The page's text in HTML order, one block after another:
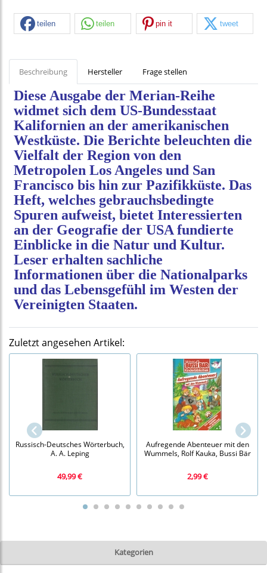
Kategorien
teilen teilen pin it tweet
Beschreibung Hersteller Frage stellen
Diese Ausgabe der Merian-Reihe
widmet sich dem US-Bundesstaat
Kalifornien an der amerikanischen
Westküste. Die Berichte beleuchten die
Vielfalt der Region von den
Metropolen Los Angeles und San
Francisco bis hin zur Pazifikküste. Das
Heft, welches gebrauchsbedingte
Spuren aufweist, bietet Interessierten
an der Geografie der USA fundierte
Einblicke in die Natur und Kultur.
Leser erhalten sachliche
Informationen über die Nationalparks
und das Lebensgefühl im Westen der
Vereinigten Staaten.
Zuletzt angesehen Artikel:
Russisch-Deutsches Wörterbuch,
A. A. Leping
49,99 €
Aufregende Abenteuer mit den
Wummels, Rolf Kauka, Bussi Bär
2,99 €